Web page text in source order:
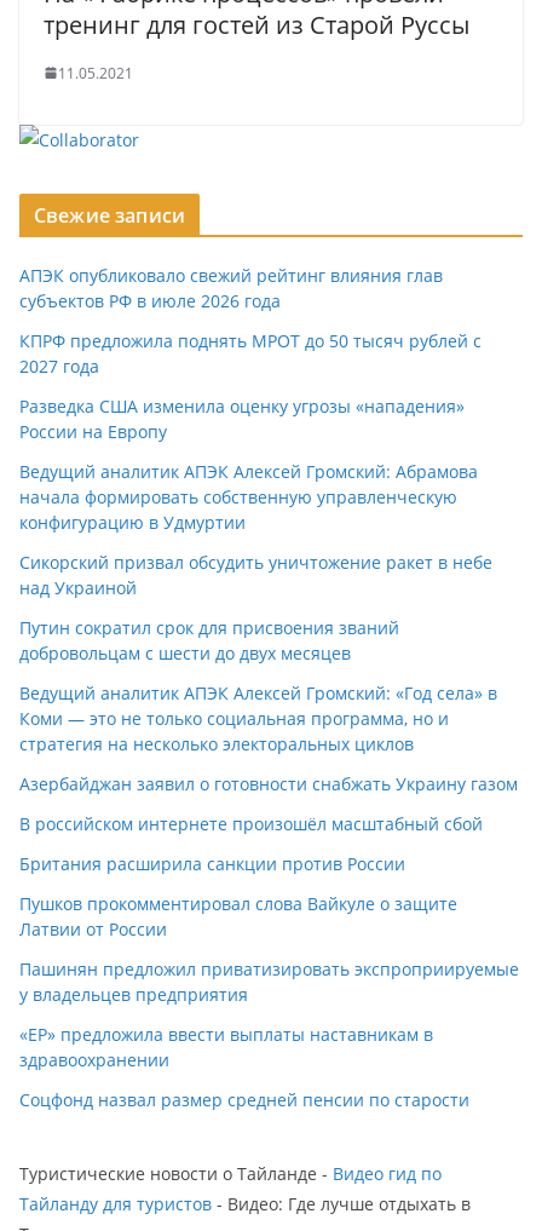
тренинг для гостей из Старой Руссы
11.05.2021
Свежие записи
АПЭК опубликовало свежий рейтинг влияния глав
субъектов РФ в июле 2026 года
КПРФ предложила поднять МРОТ до 50 тысяч рублей с
2027 года
Разведка США изменила оценку угрозы «нападения»
России на Европу
Ведущий аналитик АПЭК Алексей Громский: Абрамова
начала формировать собственную управленческую
конфигурацию в Удмуртии
Сикорский призвал обсудить уничтожение ракет в небе
над Украиной
Путин сократил срок для присвоения званий
добровольцам с шести до двух месяцев
Ведущий аналитик АПЭК Алексей Громский: «Год села» в
Коми — это не только социальная программа, но и
стратегия на несколько электоральных циклов
Азербайджан заявил о готовности снабжать Украину газом
В российском интернете произошёл масштабный сбой
Британия расширила санкции против России
Пушков прокомментировал слова Вайкуле о защите
Латвии от России
Пашинян предложил приватизировать экспроприируемые
у владельцев предприятия
«ЕР» предложила ввести выплаты наставникам в
здравоохранении
Соцфонд назвал размер средней пенсии по старости
Туристические новости о Тайланде - Видео гид по
Тайланду для туристов - Видео: Где лучше отдыхать в